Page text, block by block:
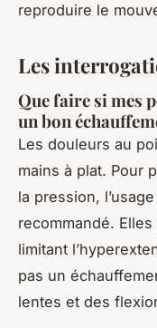
reproduire le
Les
Que faire si mes
un bon
Les douleurs au
mains à plat. Pour
la pression,
recommandé.
limitant
pas un
lentes et des